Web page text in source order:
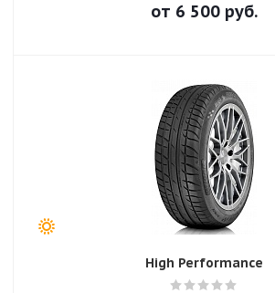
от 6 500руб.
High Performance